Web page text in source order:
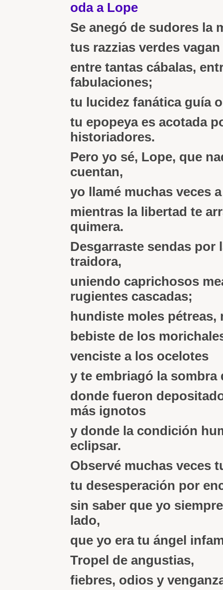
oda a Lope
Se anegó de sudores la
tus razzias verdes
entre tantas cábalas,
fabulaciones;
tu lucidez fanática guía
tu epopeya es acotada
historiadores.
Pero yo sé, Lope, que
cuentan,
yo llamé muchas veces
mientras la libertad te
quimera.
Desgarraste sendas por
traidora,
uniendo caprichosos
rugientes cascadas;
hundiste moles pétreas,
bebiste de los
venciste a los ocelotes
y te embriagó la sombra
donde fueron
más ignotos
y donde la condición
eclipsar.
Observé muchas veces
tu desesperación por
sin saber que yo
lado,
que yo era tu ángel
Tropel de angustias,
fiebres, odios y